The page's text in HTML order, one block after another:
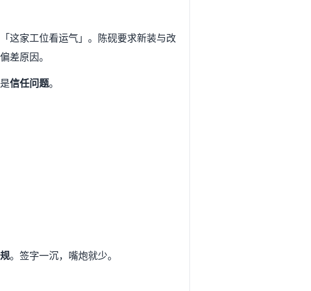
这家工位看运气」。陈砚要求新装与改
差原因。
信任问题。
。签字一沉，嘴炮就少。